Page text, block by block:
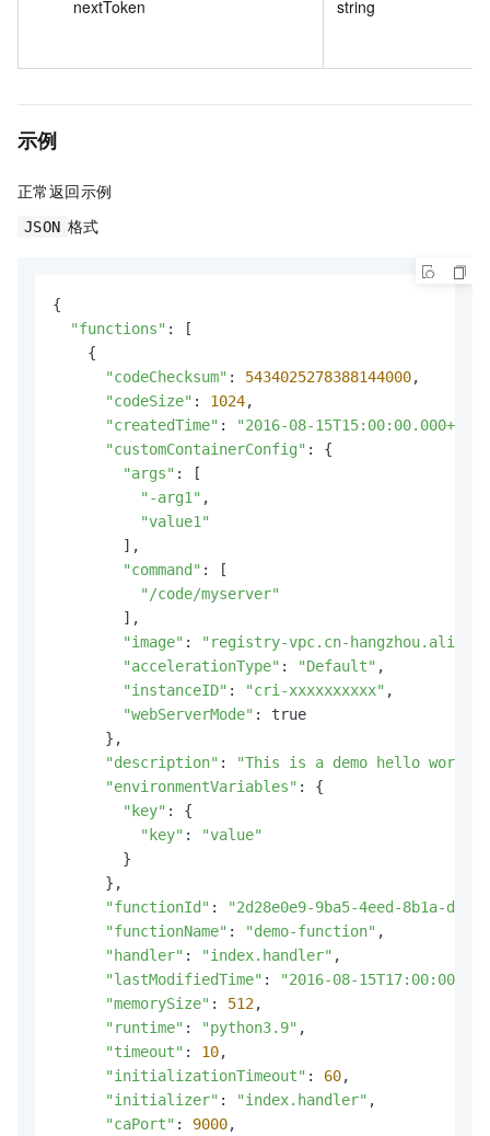
nextToken string
示例
正常返回示例
JSON 格式
{
"functions" : [
    {
"codeChecksum" : 5434025278388144000,
"codeSize" : 1024,
"createdTime" :
"2016-08-
"customContainerConfig" : {
"args" : [
"-arg1" ,
"value1"
        ],
"command" : [
"/code/myserver"
        ],
"image" :
"registry-vpc.cn-
"accelerationType" : "Default" ,
"instanceID" : "cri-xxxxxxxxxx" ,
"webServerMode" : true
      },
"description" :
"This is a demo hello world
"environmentVariables" : {
"key" : {
"key" :
"value"
        }
      },
"functionId" :
"2d28e0e9-9ba5-4eed-8b1a-
"functionName" : "demo-function" ,
"handler" : "index.handler" ,
"lastModifiedTime" :
"2016-08-
"memorySize" : 512,
"runtime" : "python3.9" ,
"timeout" : 10,
"initializationTimeout" : 60,
"initializer" : "index.handler" ,
"caPort" : 9000,